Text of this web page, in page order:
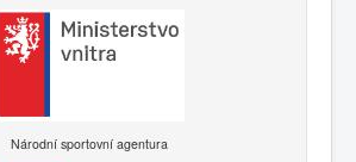
Národní sportovní agentura